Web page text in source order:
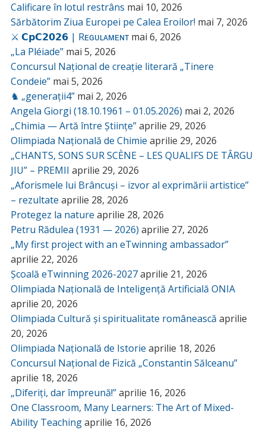
Calificare în lotul restrâns mai 10, 2026
Sărbătorim Ziua Europei pe Calea Eroilor! mai 7, 2026
⚔️ 𝗖𝗽𝗖𝟮𝟬𝟮𝟲 | Rᴇɢᴜʟᴀᴍᴇɴᴛ mai 6, 2026
„La Pléiade” mai 5, 2026
Concursul Național de creație literară „Tinere
Condeie” mai 5, 2026
♞ „generații4” mai 2, 2026
Angela Giorgi (18.10.1961 – 01.05.2026) mai 2, 2026
„Chimia — Artă între Științe”aprilie 29, 2026
Olimpiada Națională de Chimie aprilie 29, 2026
„CHANTS, SONS SUR SCÈNE – LES QUALIFS DE TÂRGU
JIU” – PREMII aprilie 29, 2026
„Aforismele lui Brâncuși – izvor al exprimării artistice”
– rezultate aprilie 28, 2026
Protegez la nature aprilie 28, 2026
Petru Rădulea (1931 — 2026) aprilie 27, 2026
„My first project with an eTwinning ambassador”
aprilie 22, 2026
Școală eTwinning 2026-2027aprilie 21, 2026
Olimpiada Națională de Inteligență Artificială ONIA
aprilie 20, 2026
Olimpiada Cultură și spiritualitate românească aprilie
20, 2026
Olimpiada Națională de Istorie aprilie 18, 2026
Concursul Național de Fizică „Constantin Sălceanu”
aprilie 18, 2026
„Diferiți, dar împreună!”aprilie 16, 2026
One Classroom, Many Learners: The Art of Mixed-
Ability Teachingaprilie 16, 2026